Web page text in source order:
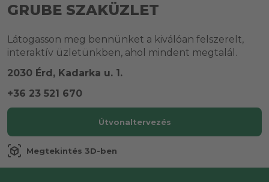
GRUBE SZAKÜZLET
Látogasson meg bennünket a kiválóan felszerelt,
interaktív üzletünkben, ahol mindent megtalál.
2030 Érd, Kadarka u. 1.
+36 23 521 670
Útvonaltervezés
view_in_ar Megtekintés 3D-ben